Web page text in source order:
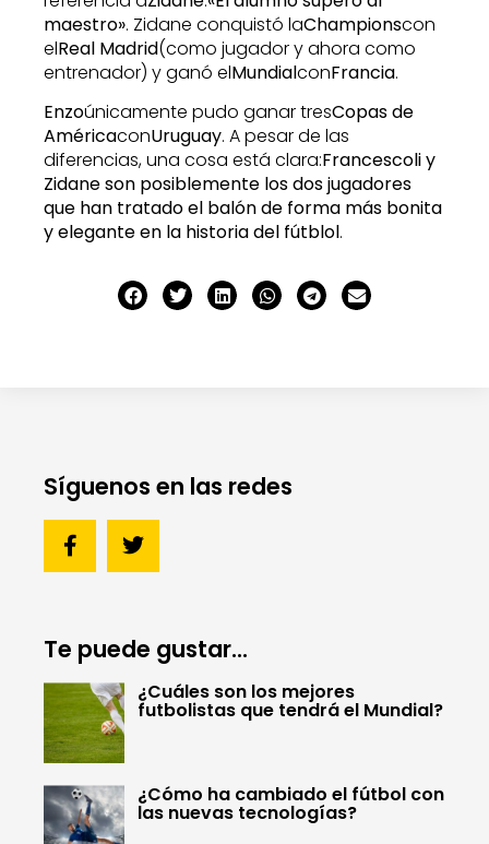
maestro». Zidane conquistó laChampionscon
elReal Madrid(como jugador y ahora como
entrenador) y ganó elMundialconFrancia.
Enzoúnicamente pudo ganar tresCopas de
AméricaconUruguay. A pesar de las
diferencias, una cosa está clara:Francescoli y
Zidane son posiblemente los dos jugadores
que han tratado el balón de forma más bonita
y elegante en la historia del fútblol.
Síguenos en las redes
Te puede gustar...
¿Cuáles son los mejores
futbolistas que tendrá el Mundial?
¿Cómo ha cambiado el fútbol con
las nuevas tecnologías?